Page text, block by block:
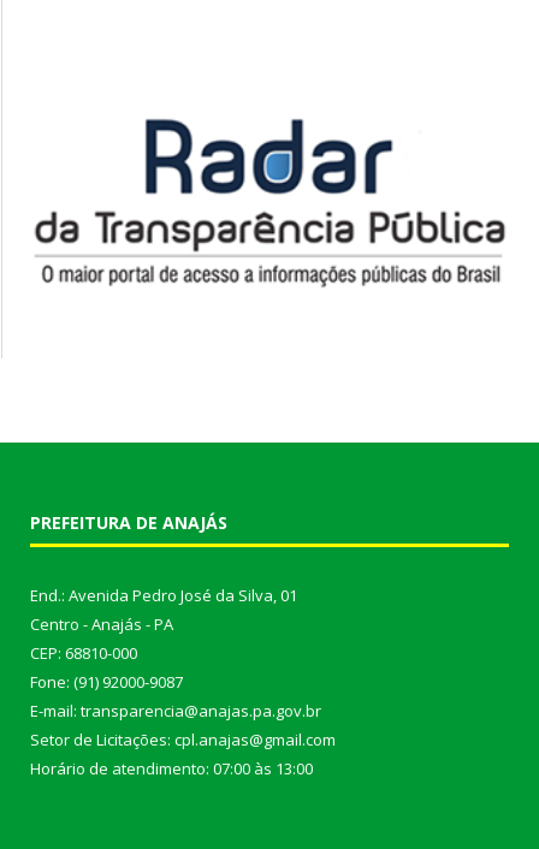
PREFEITURA DE ANAJÁS
End.: Avenida Pedro José da Silva, 01
Centro - Anajás - PA
CEP: 68810-000
Fone: (91) 92000-9087
E-mail: transparencia@anajas.pa.gov.br
Setor de Licitações: cpl.anajas@gmail.com
Horário de atendimento: 07:00 às 13:00